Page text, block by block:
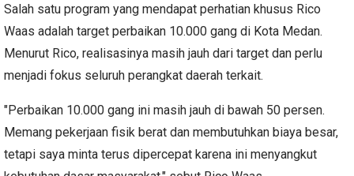
Salah satu program yang mendapat perhatian khusus Rico
Waas adalah target perbaikan 10.000 gang di Kota Medan.
Menurut Rico, realisasinya masih jauh dari target dan perlu
menjadi fokus seluruh perangkat daerah terkait.
"Perbaikan 10.000 gang ini masih jauh di bawah 50 persen.
Memang pekerjaan fisik berat dan membutuhkan biaya besar,
tetapi saya minta terus dipercepat karena ini menyangkut